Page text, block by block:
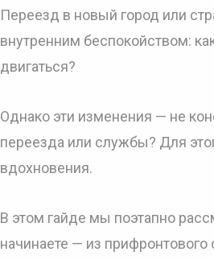
Переезд в новый город или
внутренним беспокойством:
двигаться?
Однако эти изменения — не
переезда или службы? Для
вдохновения.
В этом гайде мы поэтапно
начинаете — из